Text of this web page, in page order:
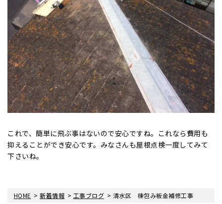
これで、簡単に飛ぶ事はないので安心ですね。これなら費用も
抑えることができ安心です。みなさんも屋根点検一度してみて
下さいね。
HOME >新着情報 > 工事ブログ > 清水区 棟包み板金補修工事